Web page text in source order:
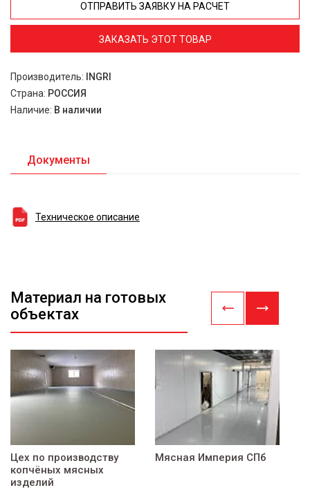
ОТПРАВИТЬ ЗАЯВКУ НА РАСЧЕТ
ЗАКАЗАТЬ ЭТОТ ТОВАР
Производитель:
INGRI
Страна: РОССИЯ
Наличие: В наличии
Документы
Техническое описание
Материал на готовых
объектах
Цех по производству
копчёных мясных
изделий
Мясная Империя СПб